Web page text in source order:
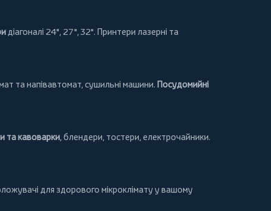
діагоналі 24", 27", 32". Принтери лазерні та
та напівавтомат,сушильні машини. Посудомийні
та кавоварки,блендери, тостери,електрочайники.
для здорового мікроклімату у вашому